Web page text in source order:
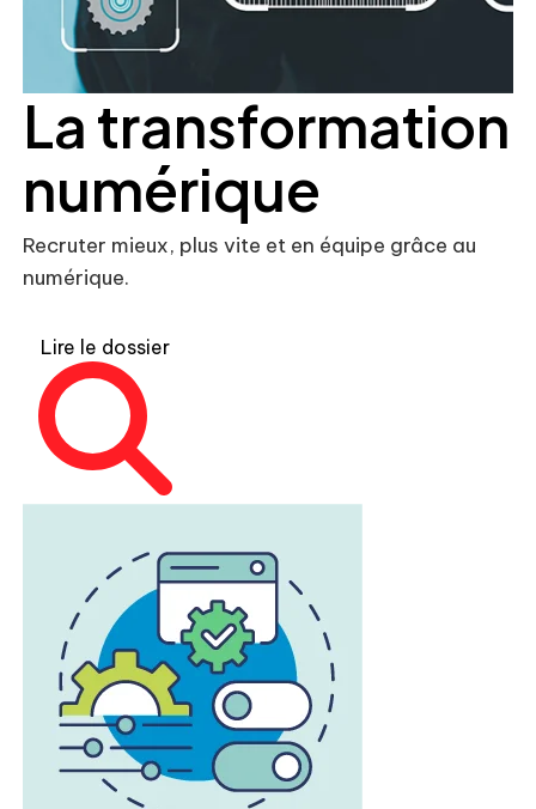
La transformation
numérique
Recruter mieux, plus vite et en équipe grâce au
numérique.
Lire le dossier